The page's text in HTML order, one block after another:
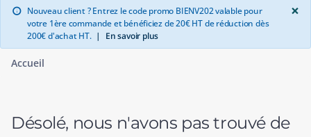
info Nouveau client ? Entrez le code promo BIENV202 valable pour
votre 1ère commande et bénéficiez de 20€ HT de réduction dès
200€ d'achat HT. | En savoir plus
×
Accueil
Désolé, nous n'avons pas trouvé de